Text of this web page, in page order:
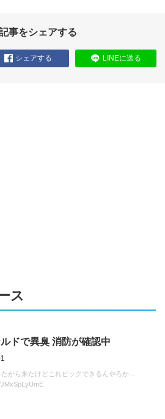
事をシェアする
シェアする LINEに送る
ス
ドで異臭 消防が確認中
から来たけどこれピックできるんやろか…